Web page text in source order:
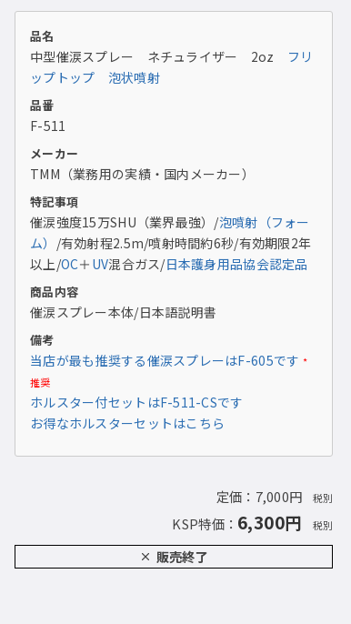
品名
中型催涙スプレー ネチュライザー 2oz
フリ
ップトップ
泡状噴射
品番
F-511
メーカー
TMM（業務用の実績・国内メーカー）
特記事項
催涙強度15万SHU（業界最強）/泡噴射（フォー
ム） /有効射程2.5m/噴射時間約6秒/有効期限2年
以上/OC＋ UV混合ガス/日本護身用品協会認定品
商品内容
催涙スプレー本体/日本語説明書
備考
当店が最も推奨する催涙スプレーはF-605です *
推奨
ホルスター付セットはF-511-CSです
お得なホルスターセットはこちら
定価：7,000円 税別
KSP特価： 6,300円 税別
販売終了